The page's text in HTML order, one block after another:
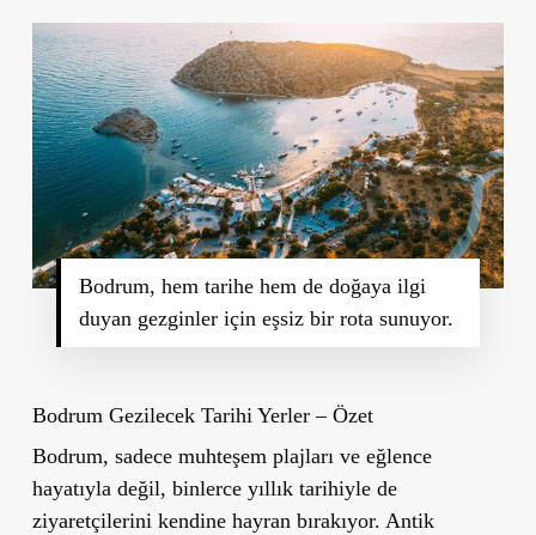
Bodrum, hem tarihe hem de doğaya ilgi
duyan gezginler için eşsiz bir rota sunuyor.
Bodrum Gezilecek Tarihi Yerler – Özet
Bodrum, sadece muhteşem plajları ve eğlence
hayatıyla değil, binlerce yıllık tarihiyle de
ziyaretçilerini kendine hayran bırakıyor. Antik